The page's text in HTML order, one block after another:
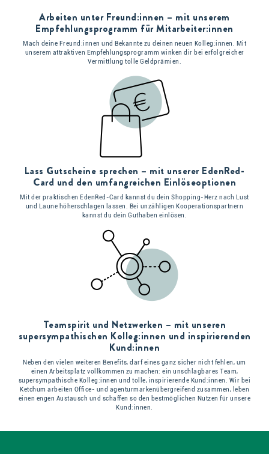
Arbeiten unter Freund:innen – mit unserem
Empfehlungsprogramm für Mitarbeiter:innen
Mach deine Freund:innen und Bekannte zu deinen neuen Kolleg:innen. Mit
unserem attraktiven Empfehlungsprogramm winken dir bei erfolgreicher
Vermittlung tolle Geldprämien.
Lass Gutscheine sprechen – mit unserer EdenRed-
Card und den umfangreichen Einlöseoptionen
Mit der praktischen EdenRed-Card kannst du dein Shopping-Herz nach Lust
und Laune höherschlagen lassen. Bei unzähligen Kooperationspartnern
kannst du dein Guthaben einlösen.
Teamspirit und Netzwerken – mit unseren
supersympathischen Kolleg:innen und inspirierenden
Kund:innen
Neben den vielen weiteren Benefits, darf eines ganz sicher nicht fehlen, um
einen Arbeitsplatz vollkommen zu machen: ein unschlagbares Team,
supersympathische Kolleg:innen und tolle, inspirierende Kund:innen. Wir bei
Ketchum arbeiten Office- und agenturmarkenübergreifend zusammen, leben
einen engen Austausch und schaffen so den bestmöglichen Nutzen für unsere
Kund:innen.